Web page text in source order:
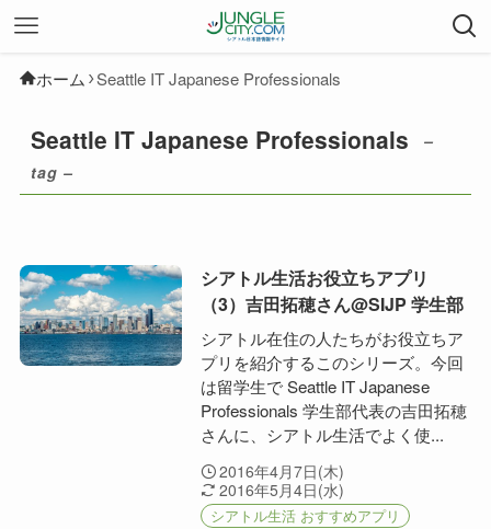
ホーム Seattle IT Japanese Professionals
Seattle IT Japanese Professionals
–
tag –
シアトル生活お役立ちアプリ
（3）吉田拓穂さん@SIJP 学生部
シアトル在住の人たちがお役立ちア
プリを紹介するこのシリーズ。今回
は留学生で Seattle IT Japanese
Professionals 学生部代表の吉田拓穂
さんに、シアトル生活でよく使...
2016年4月7日(木)
2016年5月4日(水)
シアトル生活 おすすめアプリ